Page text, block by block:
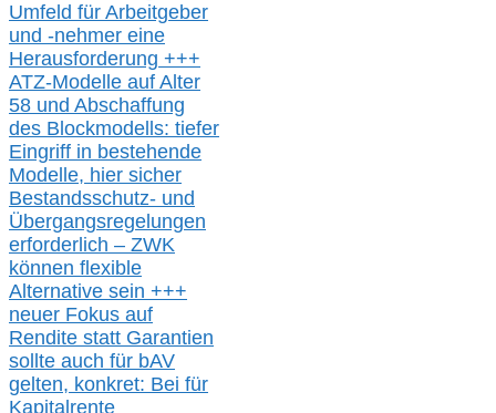
Umfeld für Arbeitgeber
und -nehmer eine
Herausforderung +++
ATZ-Modelle auf Alter
58 und Abschaffung
des Blockmodells: tiefer
Eingriff in bestehende
Modelle, hier sicher
Bestandsschutz- und
Übergangsregelungen
erforderlich – ZWK
können flexible
Alternative sein +++
neuer Fokus auf
Rendite statt Garantien
sollte auch für bAV
gelten, konkret: Bei für
Kapitalrente